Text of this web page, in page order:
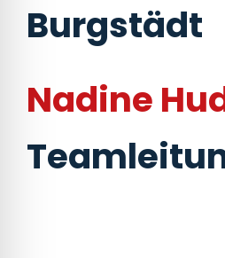
Burgstädt
Nadine